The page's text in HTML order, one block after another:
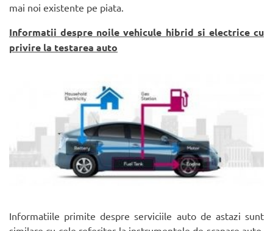
mai noi existente pe piata.
Informatii despre noile vehicule hibrid si electrice cu
privire la testarea auto
Informatiile primite despre serviciile auto de astazi sunt